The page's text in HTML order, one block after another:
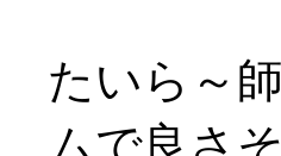
たいら～
ムで良さ